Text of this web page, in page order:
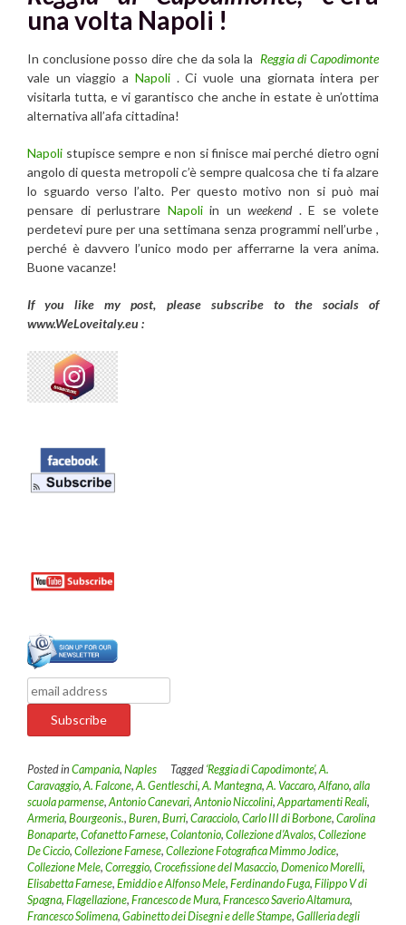
una volta Napoli !
In conclusione posso dire che da sola la Reggia di Capodimonte
vale un viaggio a Napoli. Ci vuole una giornata intera per
visitarla tutta, e vi garantisco che anche in estate è un’ottima
alternativa all’afa cittadina!
Napoli stupisce sempre e non si finisce mai perché dietro ogni
angolo di questa metropoli c’è sempre qualcosa che ti fa alzare
lo sguardo verso l’alto. Per questo motivo non si può mai
pensare di perlustrare Napoliin un weekend . E se volete
perdetevi pure per una settimana senza programmi nell’urbe ,
perché è davvero l’unico modo per afferrarne la vera anima.
Buone vacanze!
If you like my post, please subscribe to the socials of
www.WeLoveitaly.eu :
Posted in Campania, Naples Tagged ‘Reggia di Capodimonte’,A.
Caravaggio,A. Falcone,A. Gentleschi,A. Mantegna,A. Vaccaro,Alfano, alla
scuola parmense,Antonio Canevari,Antonio Niccolini,Appartamenti Reali,
Armeria, Bourgeonis., Buren, Burri, Caracciolo, Carlo III di Borbone, Carolina
Bonaparte, Cofanetto Farnese, Colantonio, Collezione d’Avalos, Collezione
De Ciccio, Collezione Farnese, Collezione Fotografica Mimmo Jodice,
Collezione Mele, Correggio, Crocefissione del Masaccio, Domenico Morelli,
Elisabetta Farnese, Emiddio e Alfonso Mele, Ferdinando Fuga, Filippo V di
Spagna, Flagellazione, Francesco de Mura, Francesco Saverio Altamura,
Francesco Solimena, Gabinetto dei Disegni e delle Stampe, Gallleria degli